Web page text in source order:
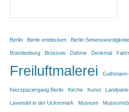
Berlin Berlin entdecken Berlin
Brandenburg Brüssow Dahme Denkmal
Freiluftmalerei
Kiezspaziergang Berlin Kirche Kunst Landparie
Lavendel in der Uckermark Museum